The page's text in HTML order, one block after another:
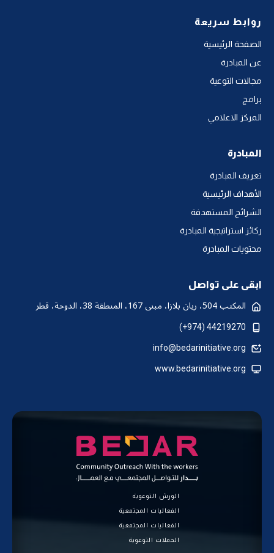
روابط سريعة
الصفحة الرئيسية
عن المبادرة
مجالات التوعية
برامج
المركز الاعلامي
المبادرة
تعريف المبادرة
الأهداف الرئيسية
الشرائح المستهدفة
ركائز استراتيجية المبادرة
محتويات المبادرة
ابقى على تواصل
المكتب 504، ريان بلازا، مبنى 167، المنطقة 38، الدوحة، قطر
44219270 (974+)
info@bedarinitiative.org
www.bedarinitiative.org
الورش التوعوية
الفعاليات المجتمعية
الفعاليات المجتمعية
الحملات التوعوية